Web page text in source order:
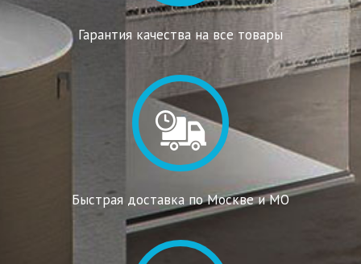
Гарантия качества на все товары
Быстрая доставка по Москве и МО